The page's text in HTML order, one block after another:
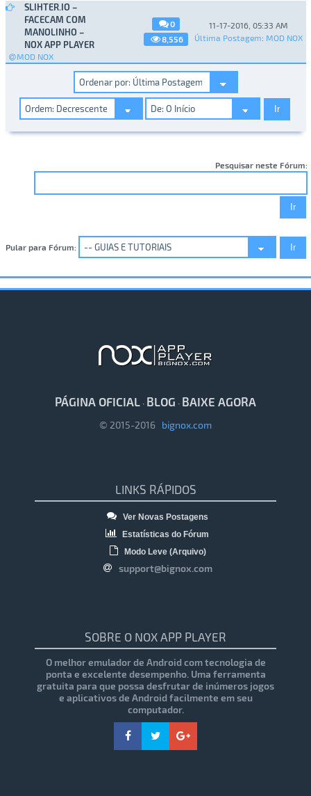
SLIHTER.IO –
FACECAM COM
MANOLINHO –
NOX APP PLAYER
MOD NOX
0
8,556
11-17-2016, 05:33 AM
Última Postagem: MOD NOX
Pesquisar neste Fórum:
Pular para Fórum:
PÁGINA OFICIAL · BLOG · BAIXE AGORA
© 2015-2016 bignox.com
LINKS RÁPIDOS
Ver Novas Postagens
Estatísticas do Fórum
Modo Leve (Arquivo)
support@bignox.com
SOBRE O NOX APP PLAYER
O melhor emulador de Android com tecnologia de
ponta e excelente desempenho. Uma ferramenta
gratuita para que possa desfrutar de inúmeros jogos
e aplicativos de Android facilmente em seu
computador.